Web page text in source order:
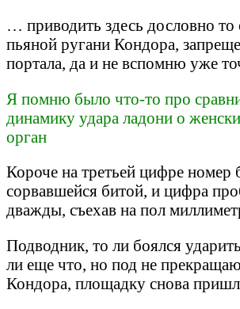
… приводить здесь дословно то
пьяной ругани Кондора,
портала, да и не вспомню уже
Я помню было что-то про
динамику удара ладони о
орган
Короче на третьей цифре номер
сорвавшейся битой, и цифра
дважды, съехав на пол
Подводник, то ли боялся
ли еще что, но под не
Кондора, площадку снова